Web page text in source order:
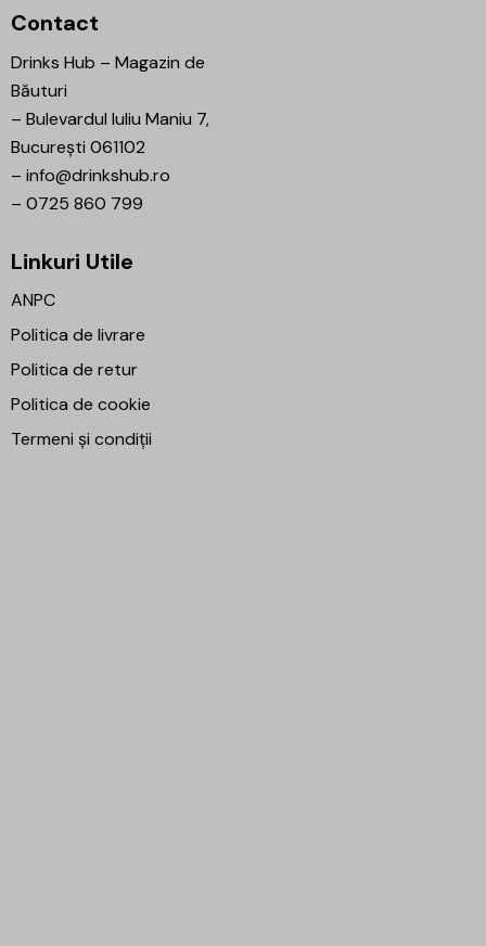
Contact
Drinks Hub – Magazin de
Băuturi
– Bulevardul Iuliu Maniu 7,
București 061102
– info@drinkshub.ro
– 0725 860 799
Linkuri Utile
ANPC
Politica de livrare
Politica de retur
Politica de cookie
Termeni și condiții